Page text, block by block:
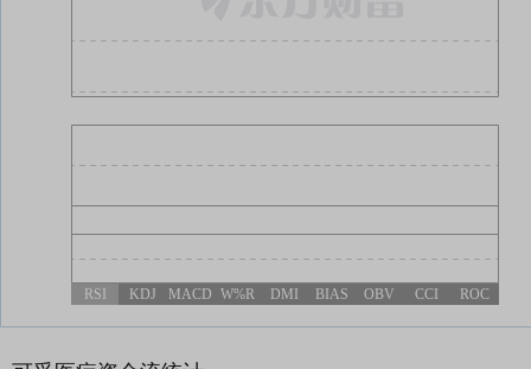
RSI KDJ MACD W%R DMI BIAS OBV CCI ROC